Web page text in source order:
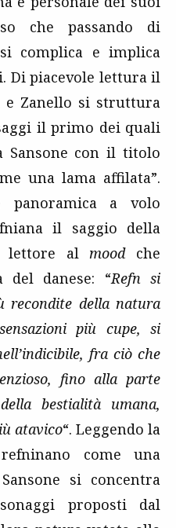
che passando di
complica e implica
Di piacevole lettura il
e Zanello si struttura
il primo dei quali
Sansone con il titolo
una lama affilata”.
panoramica a volo
il saggio della
lettore almoodche
del danese: “Refn si
recondite della natura
più cupe, si
fra ciò che
fino alla parte
bestialità umana,
atavico“. Leggendo la
come una
si concentra
proposti dal